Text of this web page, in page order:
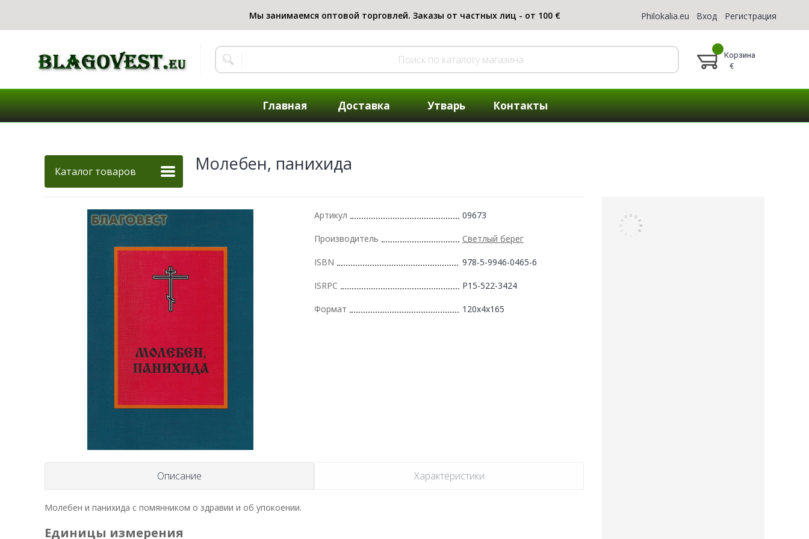
Philokalia.eu Вход Регистрация
Корзина
€
Главная Доставка Утварь Контакты
Каталог товаров Молебен, панихида
Артикул 09673
Производитель Светлый берег
ISBN 978-5-9946-0465-6
ISRPC Р15-522-3424
Формат 120x4x165
Описание Характеристики
Молебен и панихида с помянником о здравии и об упокоении.
Единицы измерения